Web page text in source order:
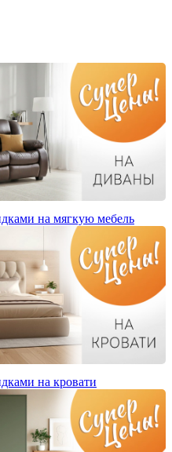
на мягкую мебель
на кровати